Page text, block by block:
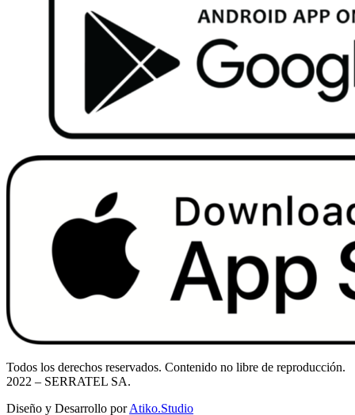
Todos los derechos reservados. Contenido no libre de reproducción.
2022 – SERRATEL SA.
Diseño y Desarrollo porAtiko.Studio